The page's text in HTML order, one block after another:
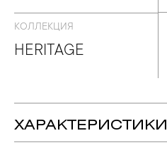
КОЛЛЕКЦИЯ
HERITAGE
ХАРАКТЕРИСТИКИ